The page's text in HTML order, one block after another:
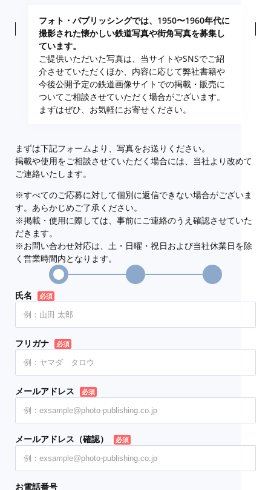
フォト・パブリッシングでは、1950〜1960年代に
撮影された懐かしい鉄道写真や街角写真を募集し
ています。
ご提供いただいた写真は、当サイトやSNSでご紹
介させていただくほか、内容に応じて弊社書籍や
今後公開予定の鉄道画像サイトでの掲載・販売に
ついてご相談させていただく場合がございます。
まずはぜひ、お気軽にお寄せください。
まずは下記フォームより、写真をお送りください。
掲載や使用をご相談させていただく場合には、当社より改めて
ご連絡いたします。
※すべてのご応募に対して個別に返信できない場合がございま
す。あらかじめご了承ください。
※掲載・使用に際しては、事前にご連絡のうえ確認させていた
だきます。
※お問い合わせ対応は、土・日曜・祝日および当社休業日を除
く営業時間内となります。
氏名 必須
フリガナ 必須
メールアドレス 必須
メールアドレス（確認） 必須
お電話番号